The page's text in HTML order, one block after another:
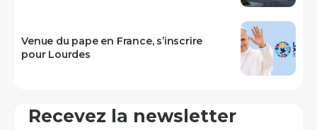
Venue du pape en France, s’inscrire
pour Lourdes
Recevez la newsletter